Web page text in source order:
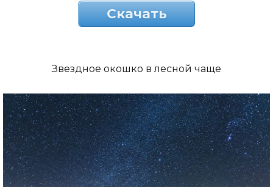
Скачать
Звездное окошко в лесной чаще